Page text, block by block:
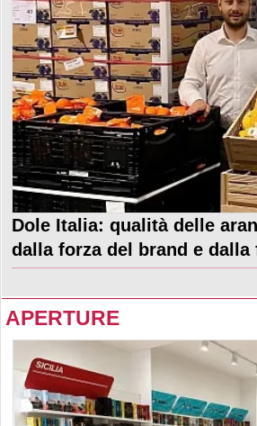
Dole Italia: qualità delle
dalla forza del brand e
APERTURE